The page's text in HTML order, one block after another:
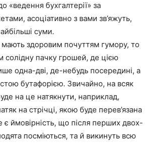
«ведення бухгалтерії» за
асоціативно з вами зв’яжуть,
суми.
здоровим почуттям гумору, то
солідну пачку грошей, де цією
одна-дві, де-небудь посередині, а
бутафорією. Звичайно, на всяк
на це натякнути, наприклад,
на стрічці, якою буде перев’язана
є ймовірність, що після перших двох-
посміються, та й викинуть всю